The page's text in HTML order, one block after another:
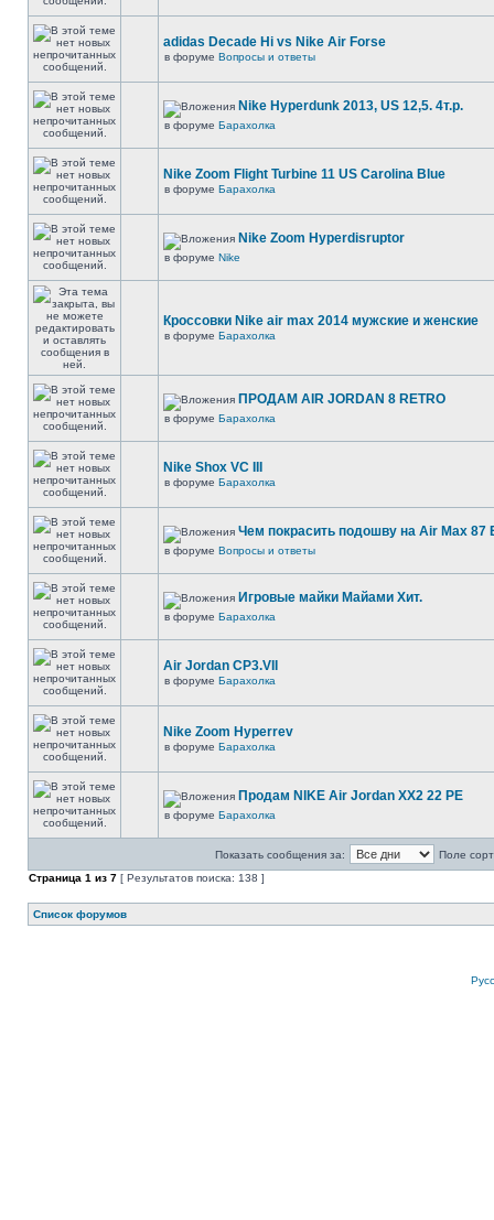
adidas Decade Hi vs Nike Air Forse
в форуме Вопросы и ответы
Nike Hyperdunk 2013, US 12,5. 4т.р.
в форуме Барахолка
Nike Zoom Flight Turbine 11 US Carolina Blue
в форуме Барахолка
Nike Zoom Hyperdisruptor
в форуме Nike
Кроссовки Nike air max 2014 мужские и женские
в форуме Барахолка
ПРОДАМ AIR JORDAN 8 RETRO
в форуме Барахолка
Nike Shox VC III
в форуме Барахолка
Чем покрасить подошву на Air Max 87
в форуме Вопросы и ответы
Игровые майки Майами Хит.
в форуме Барахолка
Air Jordan CP3.VII
в форуме Барахолка
Nike Zoom Hyperrev
в форуме Барахолка
Продам NIKE Air Jordan XX2 22 PE
в форуме Барахолка
Показать сообщения за:
Поле
Страница 1 из 7 [ Результатов поиска: 138 ]
Список форумов